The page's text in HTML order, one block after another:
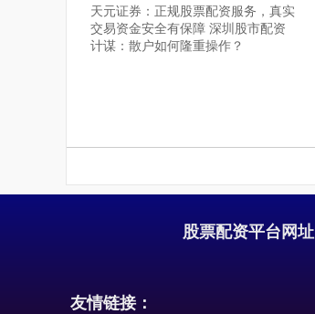
天元证券：正规股票配资服务，真实
交易资金安全有保障 深圳股市配资
计谋：散户如何隆重操作？
股票配资平台网址
友情链接：